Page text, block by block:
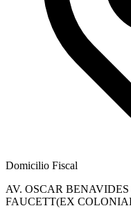
Domicilio Fiscal
AV. OSCAR
FAUCETT(EX